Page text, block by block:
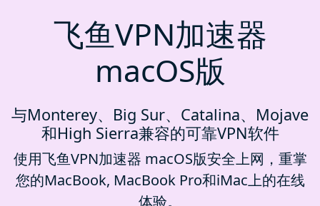
飞鱼VPN加速器
macOS版
与Monterey、Big Sur、Catalina、Mojave
和High Sierra兼容的可靠VPN软件
使用飞鱼VPN加速器 macOS版安全上网，重掌
您的MacBook, MacBook Pro和iMac上的在线
体验。